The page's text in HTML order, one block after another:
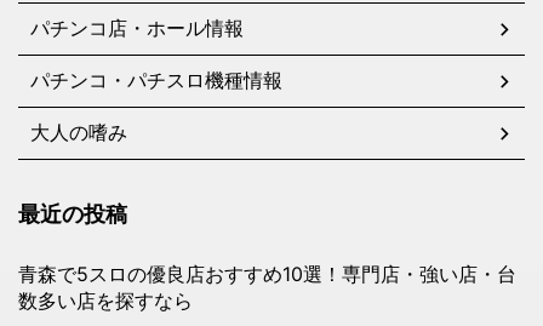
パチンコ店・ホール情報
パチンコ・パチスロ機種情報
大人の嗜み
最近の投稿
青森で5スロの優良店おすすめ10選！専門店・強い店・台
数多い店を探すなら